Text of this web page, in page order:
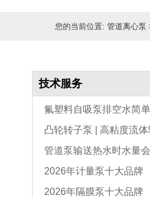
您的当前位置:管道离心泵
技术服务
氟塑料自吸泵排空水简
凸轮转子泵 | 高粘度流体
选型与维护全指南
管道泵输送热水时水量
2026年计量泵十大品牌
2026年隔膜泵十大品牌